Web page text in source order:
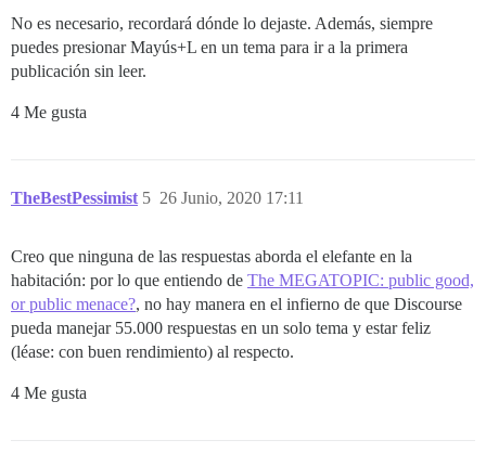
No es necesario, recordará dónde lo dejaste. Además, siempre
puedes presionar Mayús+L en un tema para ir a la primera
publicación sin leer.
4 Me gusta
TheBestPessimist 26 Junio, 2020 17:11
5
Creo que ninguna de las respuestas aborda el elefante en la
habitación: por lo que entiendo de The MEGATOPIC: public good,
or public menace?, no hay manera en el infierno de que Discourse
pueda manejar 55.000 respuestas en un solo tema y estar feliz
(léase: con buen rendimiento) al respecto.
4 Me gusta